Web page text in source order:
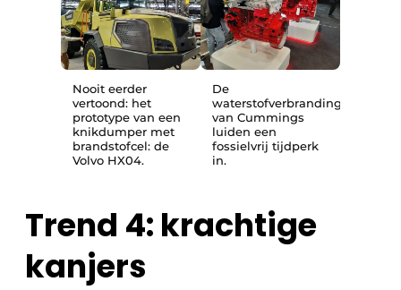
Nooit eerder
vertoond: het
prototype van een
knikdumper met
brandstofcel: de
Volvo HX04.
De
waterstofverbrandingsmotoren
van Cummings
luiden een
fossielvrij tijdperk
in.
Trend 4: krachtige
kanjers